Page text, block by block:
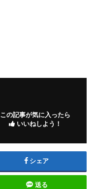
この記事が気に入ったら
いいねしよう！
シェア
送る